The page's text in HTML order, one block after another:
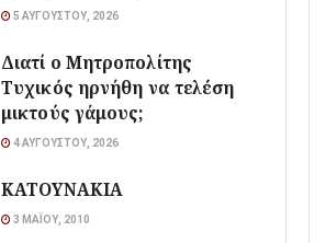
5 ΑΥΓΟΎΣΤΟΥ, 2026
Διατί ο Μητροπολίτης
Τυχικός ηρνήθη να τελέση
μικτούς γάμους;
4 ΑΥΓΟΎΣΤΟΥ, 2026
ΚΑΤΟΥΝΑΚΙΑ
3 ΜΑΪ́ΟΥ, 2010